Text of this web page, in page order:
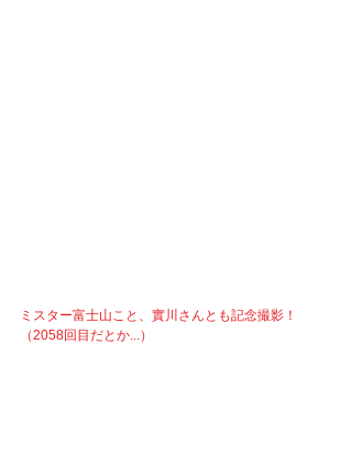
ミスター富士山こと、實川さんとも記念撮影！
（2058回目だとか...）